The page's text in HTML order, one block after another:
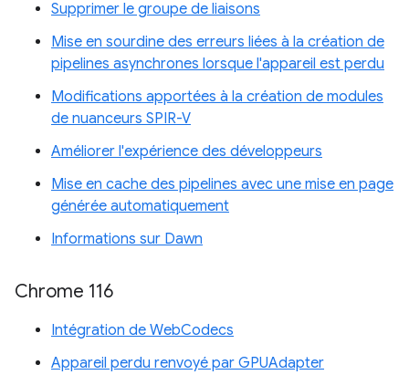
Supprimer le groupe de liaisons
Mise en sourdine des erreurs liées à la création de
pipelines asynchrones lorsque l'appareil est perdu
Modifications apportées à la création de modules
de nuanceurs SPIR-V
Améliorer l'expérience des développeurs
Mise en cache des pipelines avec une mise en page
générée automatiquement
Informations sur Dawn
Chrome 116
Intégration de WebCodecs
Appareil perdu renvoyé par GPUAdapter